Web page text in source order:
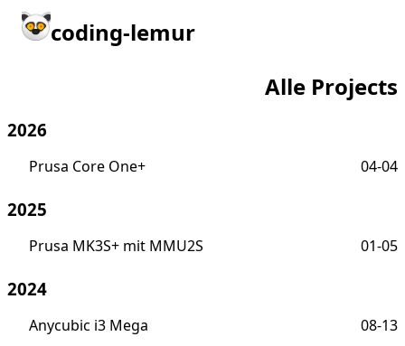
coding-lemur
Alle Projects
2026
Prusa Core One+ 04-04
2025
Prusa MK3S+ mit MMU2S 01-05
2024
Anycubic i3 Mega 08-13